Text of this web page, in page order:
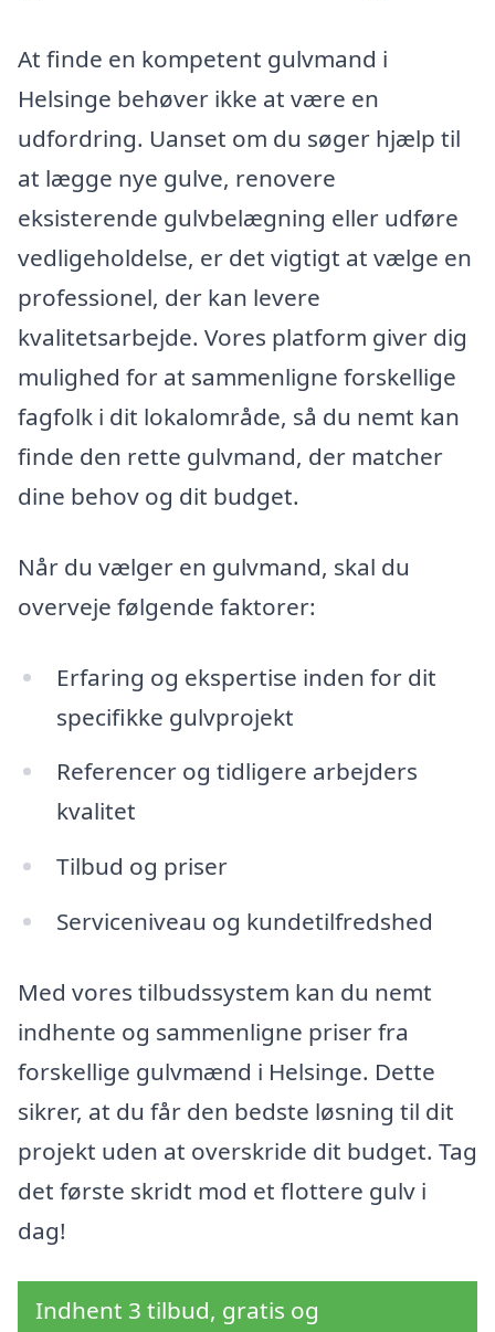
At finde en kompetent gulvmand i
Helsinge behøver ikke at være en
udfordring. Uanset om du søger hjælp til
at lægge nye gulve, renovere
eksisterende gulvbelægning eller udføre
vedligeholdelse, er det vigtigt at vælge en
professionel, der kan levere
kvalitetsarbejde. Vores platform giver dig
mulighed for at sammenligne forskellige
fagfolk i dit lokalområde, så du nemt kan
finde den rette gulvmand, der matcher
dine behov og dit budget.
Når du vælger en gulvmand, skal du
overveje følgende faktorer:
Erfaring og ekspertise inden for dit
specifikke gulvprojekt
Referencer og tidligere arbejders
kvalitet
Tilbud og priser
Serviceniveau og kundetilfredshed
Med vores tilbudssystem kan du nemt
indhente og sammenligne priser fra
forskellige gulvmænd i Helsinge. Dette
sikrer, at du får den bedste løsning til dit
projekt uden at overskride dit budget. Tag
det første skridt mod et flottere gulv i
dag!
Indhent 3 tilbud, gratis og